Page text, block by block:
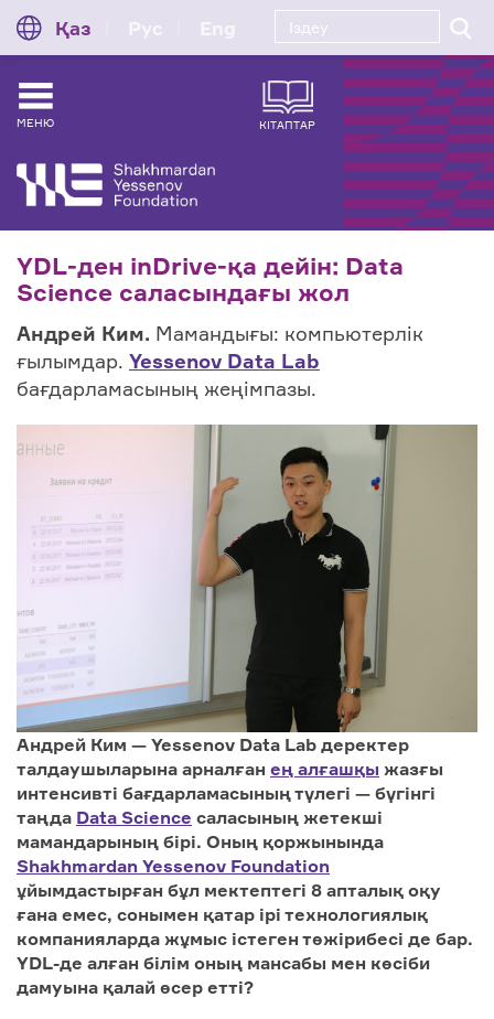
Қаз
МЕНЮ КІТАПТАР
YDL-ден inDrive-қа дейін: Data
Science саласындағы жол
Андрей Ким. Мамандығы: компьютерлік
ғылымдар. Yessenov Data Lab
бағдарламасының жеңімпазы.
Андрей Ким — Yessenov Data Lab деректер
талдаушыларына арналған ең алғашқы жазғы
интенсивті бағдарламасының түлегі — бүгінгі
таңда Data Science саласының жетекші
мамандарының бірі. Оның қоржынында
Shakhmardan Yessenov Foundation
ұйымдастырған бұл мектептегі 8 апталық оқу
ғана емес, сонымен қатар ірі технологиялық
компанияларда жұмыс істеген тәжірибесі де бар.
YDL-де алған білім оның мансабы мен кәсіби
дамуына қалай әсер етті?